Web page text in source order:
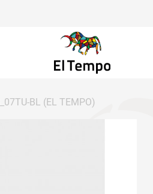
BL (EL TEMPO)